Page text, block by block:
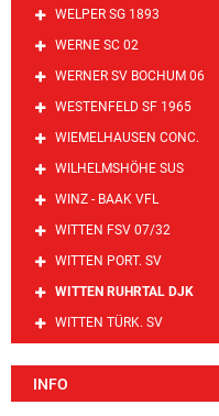
WELPER SG 1893
WERNE SC 02
WERNER SV BOCHUM 06
WESTENFELD SF 1965
WIEMELHAUSEN CONC.
WILHELMSHÖHE SUS
WINZ - BAAK VFL
WITTEN FSV 07/32
WITTEN PORT. SV
WITTEN RUHRTAL DJK
WITTEN TÜRK. SV
INFO